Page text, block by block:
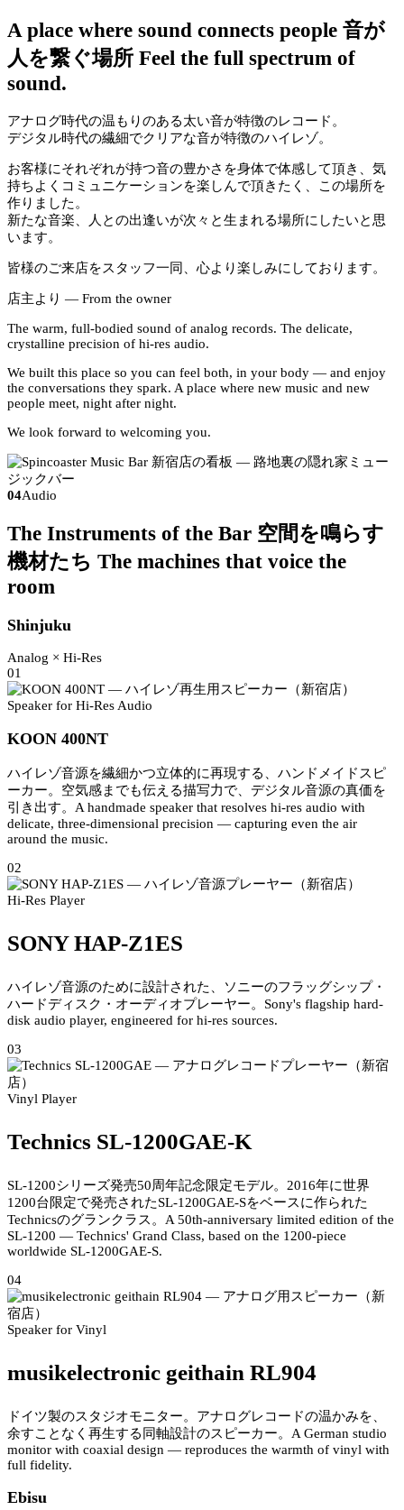
A place where sound connects people 音が
人を繋ぐ場所 Feel the full spectrum of
sound.
アナログ時代の温もりのある太い音が特徴のレコード。
デジタル時代の繊細でクリアな音が特徴のハイレゾ。
お客様にそれぞれが持つ音の豊かさを身体で体感して頂き、気
持ちよくコミュニケーションを楽しんで頂きたく、この場所を
作りました。
新たな音楽、人との出逢いが次々と生まれる場所にしたいと思
います。
皆様のご来店をスタッフ一同、心より楽しみにしております。
店主より — From the owner
The warm, full-bodied sound of analog records. The delicate,
crystalline precision of hi-res audio.
We built this place so you can feel both, in your body — and enjoy
the conversations they spark. A place where new music and new
people meet, night after night.
We look forward to welcoming you.
04Audio
The Instruments of the Bar 空間を鳴らす
機材たち The machines that voice the
room
Shinjuku
Analog × Hi-Res
01
Speaker for Hi-Res Audio
KOON 400NT
ハイレゾ音源を繊細かつ立体的に再現する、ハンドメイドスピ
ーカー。空気感までも伝える描写力で、デジタル音源の真価を
引き出す。 A handmade speaker that resolves hi-res audio with
delicate, three-dimensional precision — capturing even the air
around the music.
02
Hi-Res Player
SONY HAP-Z1ES
ハイレゾ音源のために設計された、ソニーのフラッグシップ・
ハードディスク・オーディオプレーヤー。 Sony's flagship hard-
disk audio player, engineered for hi-res sources.
03
Vinyl Player
Technics SL-1200GAE-K
SL-1200シリーズ発売50周年記念限定モデル。2016年に世界
1200台限定で発売されたSL-1200GAE-Sをベースに作られた
Technicsのグランクラス。 A 50th-anniversary limited edition of the
SL-1200 — Technics' Grand Class, based on the 1200-piece
worldwide SL-1200GAE-S.
04
Speaker for Vinyl
musikelectronic geithain RL904
ドイツ製のスタジオモニター。アナログレコードの温かみを、
余すことなく再生する同軸設計のスピーカー。 A German studio
monitor with coaxial design — reproduces the warmth of vinyl with
full fidelity.
Ebisu